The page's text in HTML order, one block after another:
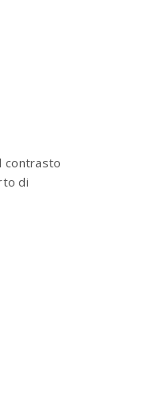
contrasto
di